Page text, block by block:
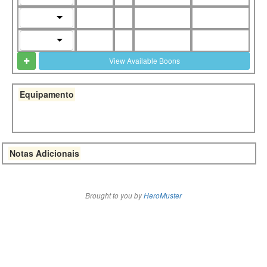
View Available Boons
Equipamento
Notas Adicionais
Brought to you byHeroMuster